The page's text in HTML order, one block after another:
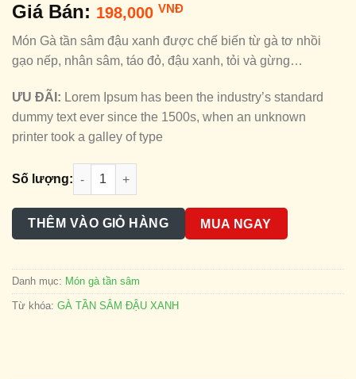
Giá Bán: 198,000 VNĐ
Món Gà tần sâm đậu xanh được chế biến từ gà tơ nhồi
gạo nếp, nhân sâm, táo đỏ, đậu xanh, tỏi và gừng…
ƯU ĐÃI: Lorem Ipsum has been the industry’s standard
dummy text ever since the 1500s, when an unknown
printer took a galley of type
Số lượng:
GÀ TẦN SÂM ĐẬU XANH ( 1/2 CON ) số lượng
THÊM VÀO GIỎ HÀNG MUA NGAY
Danh mục: Món gà tần sâm
Từ khóa: GÀ TẦN SÂM ĐẬU XANH